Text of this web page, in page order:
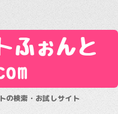
ふぉんと
の検索・お試しサイト